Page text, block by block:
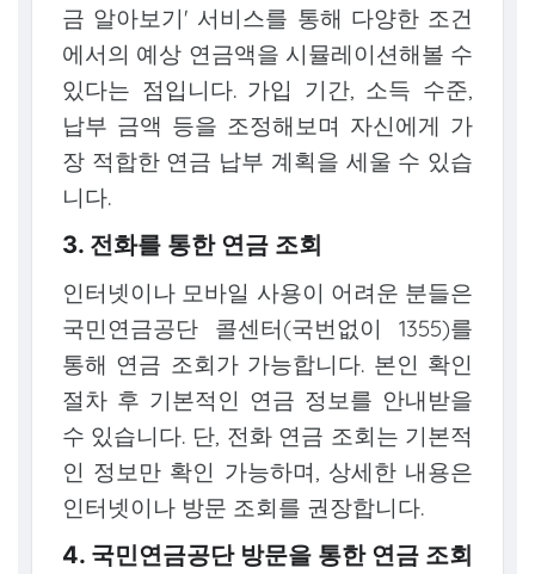
금 알아보기' 서비스를 통해 다양한 조건
에서의 예상 연금액을 시뮬레이션해볼 수
있다는 점입니다. 가입 기간, 소득 수준,
납부 금액 등을 조정해보며 자신에게 가
장 적합한 연금 납부 계획을 세울 수 있습
니다.
3. 전화를 통한 연금 조회
인터넷이나 모바일 사용이 어려운 분들은
국민연금공단 콜센터(국번없이 1355)를
통해 연금 조회가 가능합니다. 본인 확인
절차 후 기본적인 연금 정보를 안내받을
수 있습니다. 단, 전화 연금 조회는 기본적
인 정보만 확인 가능하며, 상세한 내용은
인터넷이나 방문 조회를 권장합니다.
4. 국민연금공단 방문을 통한 연금 조회